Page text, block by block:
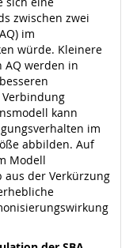
zwischen zwei
im
würde. Kleinere
AQ werden in
kann
im
abbilden. Auf
Modell
aus der Verkürzung